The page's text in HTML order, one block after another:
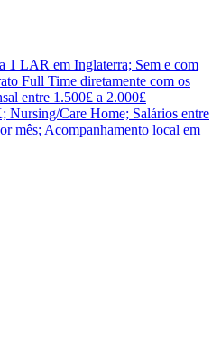
1 LAR em Inglaterra; Sem e com
Full Time diretamente com os
entre 1.500£ a 2.000£
Nursing/Care Home; Salários entre
mês; Acompanhamento local em